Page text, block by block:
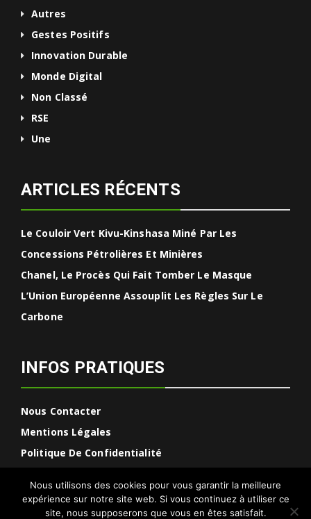
Autres
Gestes Positifs
Innovation Durable
Monde Digital
Non Classé
RSE
Une
ARTICLES RÉCENTS
Le Couloir Vert Kivu-Kinshasa Miné Par Les
Concessions Pétrolières Et Minières
Chanel, Le Procès Qui Fait Tomber Le Masque
L’Union Européenne Assouplit Les Règles Sur Le
Carbone
INFOS PRATIQUES
Nous Contacter
Mentions Légales
Politique De Confidentialité
Nous utilisons des cookies pour vous garantir la meilleure
expérience sur notre site web. Si vous continuez à utiliser ce
site, nous supposerons que vous en êtes satisfait.